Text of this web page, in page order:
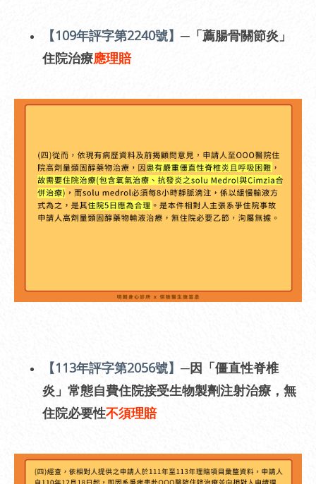
【109年評字第2240號】 ─「薦腸骨關節炎」
住院治療應理賠
【113年評字第2056號】 ─因「僵直性脊椎
炎」常態自費住院接受生物製劑注射治療，無
住院必要性不須理賠